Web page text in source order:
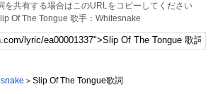
を共有する場合はこのURLをコピーしてください
Of The Tongue 歌手：Whitesnake
Slip Of The Tongue歌詞